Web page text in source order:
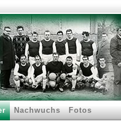
Nachwuchs Fotos